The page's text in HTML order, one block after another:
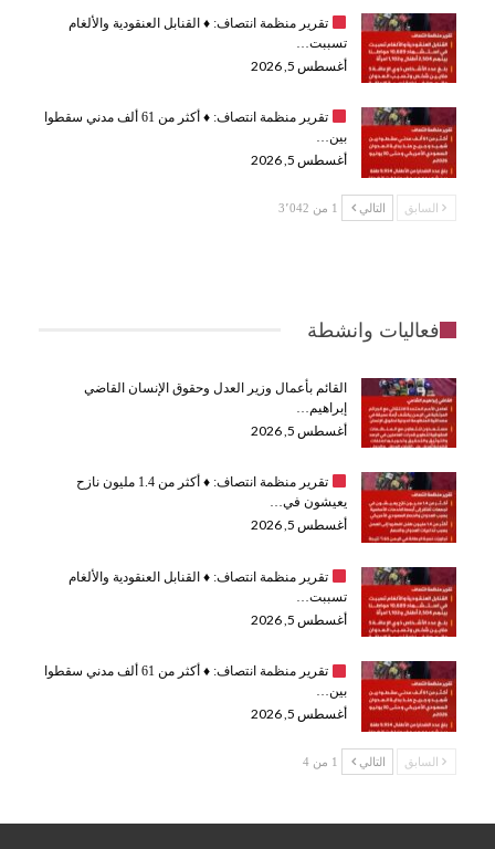
تقرير منظمة انتصاف: ♦️القنابل العنقودية والألغام
تسببت…
أغسطس 5, 2026
تقرير منظمة انتصاف: ♦️
أكثر من 61 ألف مدني سقطوا
بين…
أغسطس 5, 2026
السابق التالي 1 من 3٬042
فعاليات وانشطة
القائم بأعمال وزير العدل وحقوق الإنسان القاضي
إبراهيم…
أغسطس 5, 2026
تقرير منظمة انتصاف: ♦️
أكثر من 1.4 مليون نازح
يعيشون في…
أغسطس 5, 2026
تقرير منظمة انتصاف: ♦️القنابل العنقودية والألغام
تسببت…
أغسطس 5, 2026
تقرير منظمة انتصاف: ♦️
أكثر من 61 ألف مدني سقطوا
بين…
أغسطس 5, 2026
السابق التالي 1 من 4